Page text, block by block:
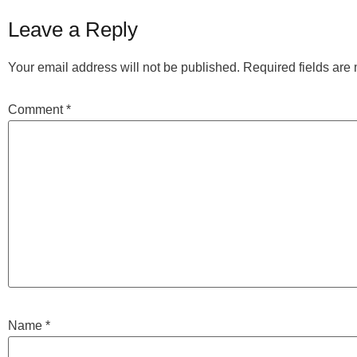
Leave a Reply
Your email address will not be published. Required fields are
Comment*
Name *